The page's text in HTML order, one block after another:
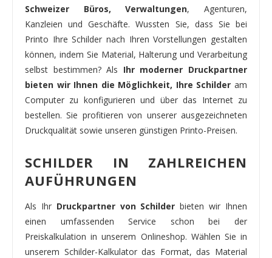
Schweizer Büros, Verwaltungen, Agenturen,
Kanzleien und Geschäfte. Wussten Sie, dass Sie bei
Printo Ihre Schilder nach Ihren Vorstellungen gestalten
können, indem Sie Material, Halterung und Verarbeitung
selbst bestimmen? Als Ihr moderner Druckpartner
bieten wir Ihnen die Möglichkeit, Ihre Schilder am
Computer zu konfigurieren und über das Internet zu
bestellen. Sie profitieren von unserer ausgezeichneten
Druckqualität sowie unseren günstigen Printo-Preisen.
SCHILDER IN ZAHLREICHEN
AUFÜHRUNGEN
Als Ihr Druckpartner von Schilderbieten wir Ihnen
einen umfassenden Service schon bei der
Preiskalkulation in unserem Onlineshop. Wählen Sie in
unserem Schilder-Kalkulator das Format, das Material